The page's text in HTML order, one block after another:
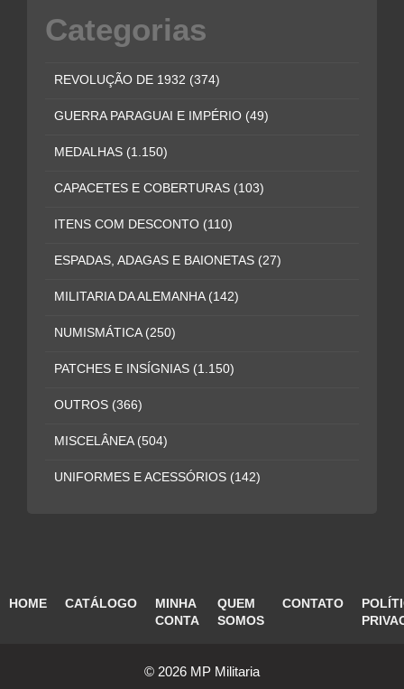
Categorias
REVOLUÇÃO DE 1932 (374)
GUERRA PARAGUAI E IMPÉRIO (49)
MEDALHAS (1.150)
CAPACETES E COBERTURAS (103)
ITENS COM DESCONTO (110)
ESPADAS, ADAGAS E BAIONETAS (27)
MILITARIA DA ALEMANHA (142)
NUMISMÁTICA (250)
PATCHES E INSÍGNIAS (1.150)
OUTROS (366)
MISCELÂNEA (504)
UNIFORMES E ACESSÓRIOS (142)
HOME CATÁLOGO
MINHA
CONTA
QUEM
SOMOS
CONTATO
© 2026 MP Militaria